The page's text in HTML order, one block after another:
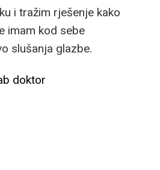
i tražim rješenje kako
imam kod sebe
slušanja glazbe.
doktor